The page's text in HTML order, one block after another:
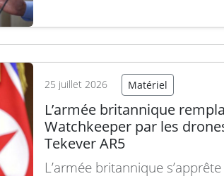
opérationnelles de l’Ukraine
conflit. Les munitions
aériens légers, conçus pour
25 juillet 2026 Matériel
L’armée britannique
Watchkeeper par les
Tekever AR5
L’armée britannique